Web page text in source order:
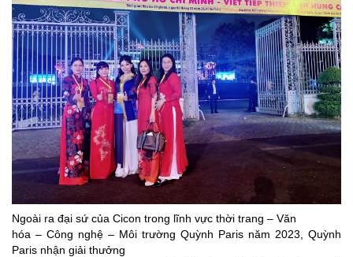
Ngoài ra đại sứ của Cicon trong lĩnh vực thời trang – Văn
hóa – Công nghệ – Môi trường Quỳnh Paris năm 2023, Quỳnh
Paris nhận giải thưởng